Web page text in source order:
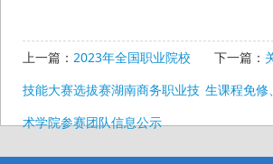
上一篇： 2023年全国职业院校
技能大赛选拔赛湖南商务职业技
术学院参赛团队信息公示
下一篇：
生课程免修